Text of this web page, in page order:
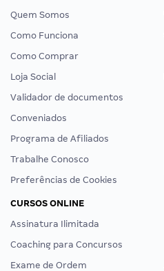
Quem Somos
Como Funciona
Como Comprar
Loja Social
Validador de documentos
Conveniados
Programa de Afiliados
Trabalhe Conosco
Preferências de Cookies
CURSOS ONLINE
Assinatura Ilimitada
Coaching para Concursos
Exame de Ordem